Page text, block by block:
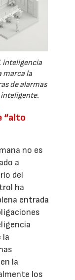
inteligencia
marca la
de alarmas
“alto
no es
a
del
ha
entrada
la
la
los